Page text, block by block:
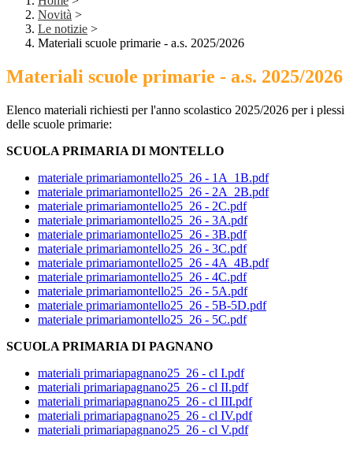
Novità >
Le notizie >
Materiali scuole primarie - a.s. 2025/2026
Materiali scuole primarie - a.s. 2025/2026
Elenco materiali richiesti per l'anno scolastico 2025/2026 per i plessi
delle scuole primarie:
SCUOLA PRIMARIA DI MONTELLO
materiale primariamontello25_26 - 1A_1B.pdf
materiale primariamontello25_26 - 2A_2B.pdf
materiale primariamontello25_26 - 2C.pdf
materiale primariamontello25_26 - 3A.pdf
materiale primariamontello25_26 - 3B.pdf
materiale primariamontello25_26 - 3C.pdf
materiale primariamontello25_26 - 4A_4B.pdf
materiale primariamontello25_26 - 4C.pdf
materiale primariamontello25_26 - 5A.pdf
materiale primariamontello25_26 - 5B-5D.pdf
materiale primariamontello25_26 - 5C.pdf
SCUOLA PRIMARIA DI PAGNANO
materiali primariapagnano25_26 - cl I.pdf
materiali primariapagnano25_26 - cl II.pdf
materiali primariapagnano25_26 - cl III.pdf
materiali primariapagnano25_26 - cl IV.pdf
materiali primariapagnano25_26 - cl V.pdf